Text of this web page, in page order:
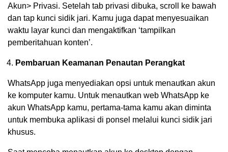
Akun> Privasi. Setelah tab privasi dibuka, scroll ke bawah
dan tap kunci sidik jari. Kamu juga dapat menyesuaikan
waktu layar kunci dan mengaktifkan ‘tampilkan
pemberitahuan konten’.
Pembaruan Keamanan Penautan Perangkat
WhatsApp juga menyediakan opsi untuk menautkan akun
ke komputer kamu. Untuk menautkan web WhatsApp ke
akun WhatsApp kamu, pertama-tama kamu akan diminta
untuk membuka aplikasi di ponsel melalui kunci sidik jari
khusus.